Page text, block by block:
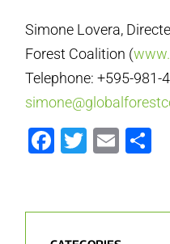
Simone Lovera,
Forest Coalition (
Telephone: +595-981-
Facebook
Twitter
Email